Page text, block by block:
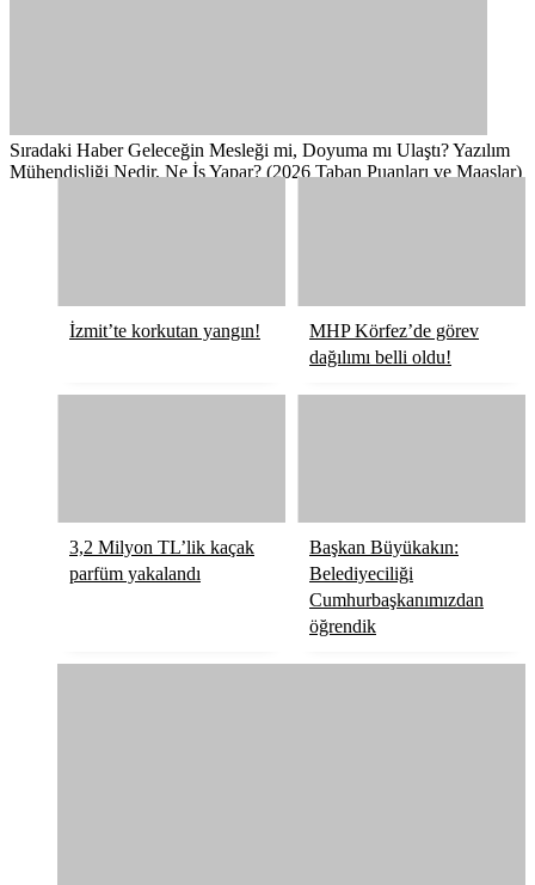
Sıradaki Haber Geleceğin Mesleği mi, Doyuma mı Ulaştı? Yazılım
Mühendisliği Nedir, Ne İş Yapar? (2026 Taban Puanları ve Maaşlar)
İzmit’te korkutan yangın!
MHP Körfez’de görev
dağılımı belli oldu!
3,2 Milyon TL’lik kaçak
parfüm yakalandı
Başkan Büyükakın:
Belediyeciliği
Cumhurbaşkanımızdan
öğrendik